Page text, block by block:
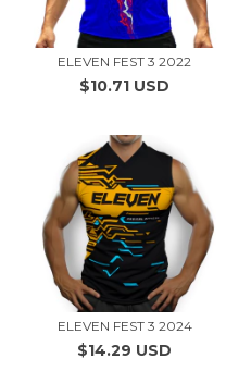
ELEVEN FEST 3 2022
$10.71 USD
ELEVEN FEST 3 2024
$14.29 USD